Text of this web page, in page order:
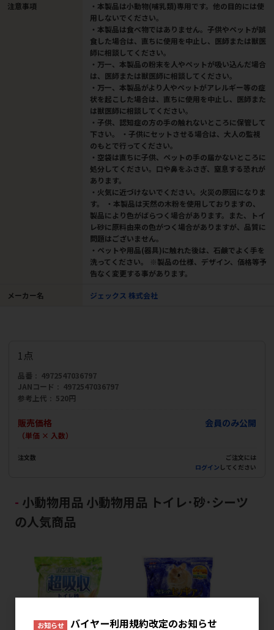
注意事項
・本製品は小動物(哺乳類)専用です。他の目的には使
用しないでください。
・本製品は食べ物ではありません。子供やペットが誤
食した場合は、直ちに使用を中止し、医師または獣医
師に相談してください。
・万一、本製品の粉末を人やペットが吸い込んだ場合
は、医師または獣医師に相談してください。
・万一、本製品がより人やペットがアレルギー等の症
状を起こした場合は、直ちに使用を中止し、医師また
は獣医師に相談してください。
・子供、認知症の方の手の触れないところに保管して
下さい。 ・子供にセットさせる場合は、大人の監視
のもとで行ってください。
・空袋は直ちに子供、ペットの手の届かないところに
処分してください。口や鼻をふさぎ、窒息する恐れが
あります。
・火気に近づけないでください。火災の原因になりま
す。 ・本製品は天然の木粉を使用しておりますの、
製品により色がばらつく場合があります。また、トイ
レ砂に原料由来の色がつく場合がありますが、品質に
問題はございません。
・ペットや用品(器具)に触れた後は、石鹸でよく手を
洗ってください。 ※製品の仕様、デザイン、価格等予
告なく変更する事があります。
メーカー名 ジェックス 株式会社
1点
品番
4972547036797
JANコード
4972547036797
参考上代
520円
販売価格
（単価 × 入数）
会員のみ公開
注文数
ご注文には
ログイン してください
小動物用品 小動物用品 トイレ･砂･シーツ
の人気商品
お知らせ バイヤー利用規約改定のお知らせ